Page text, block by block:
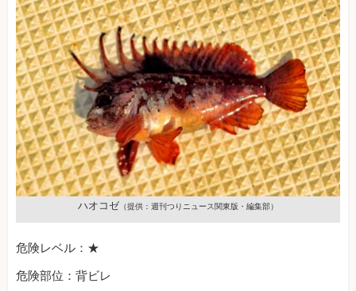
ハオコゼ （提供：週刊つりニュース関東版・編集部）
危険レベル：★
危険部位：背ビレ